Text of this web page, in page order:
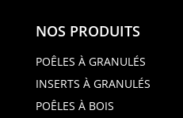
NOS PRODUITS
POÊLES À GRANULÉS
INSERTS À GRANULÉS
POÊLES À BOIS